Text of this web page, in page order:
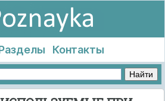
Контакты